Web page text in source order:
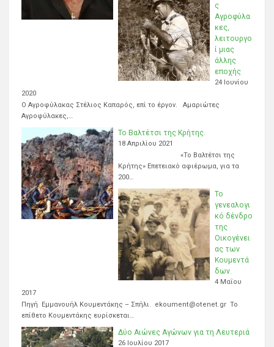
ς
Αγροφύλα
κες,
λειτουργο
ί μιας
άλλης
εποχής
24 Ιουνίου
2020
Ο Αγροφύλακας Στέλιος Καπαρός, επί το έργον. Αμαριώτες
Αγροφύλακες,…
Το Βαλτέτσι της Κρήτης.
18 Απριλίου 2021
«Το Βαλτέτσι της
Κρήτης» Επετειακό αφιέρωμα, για τα
200…
Το
γενεαλογι
κό δένδρο
της
Οικογένει
ας των
Κουμεντά
δων.
4 Μαΐου
2017
Πηγή Εμμανουήλ Κουμεντάκης – Σπήλι. ekoument@otenet.gr Το
επίθετο Κουμεντάκης ευρίσκεται…
Δύο Αιώνες Αγώνων για τη Λευτεριά
26 Ιουλίου 2017